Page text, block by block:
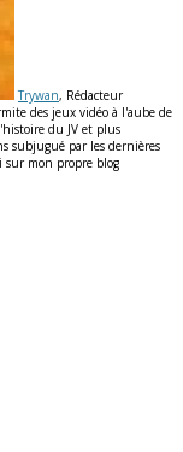
Trywan, Rédacteur
des jeux vidéo à l'aube de
du JV et plus
subjugué par les dernières
sur mon propre blog